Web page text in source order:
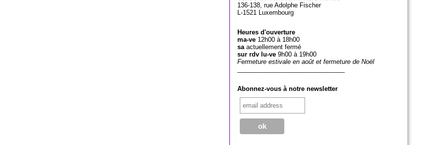
136-138, rue Adolphe Fischer
L-1521 Luxembourg
Heures d'ouverture
ma-ve 12h00 à 18h00
saactuellement fermé
sur rdv lu-ve 9h00 à 19h00
Fermeture estivale en août et fermeture de Noël
Abonnez-vous à notre newsletter